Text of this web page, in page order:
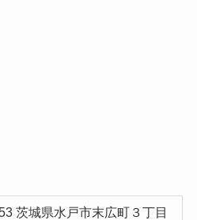
茨城県水戸市末広町３丁目